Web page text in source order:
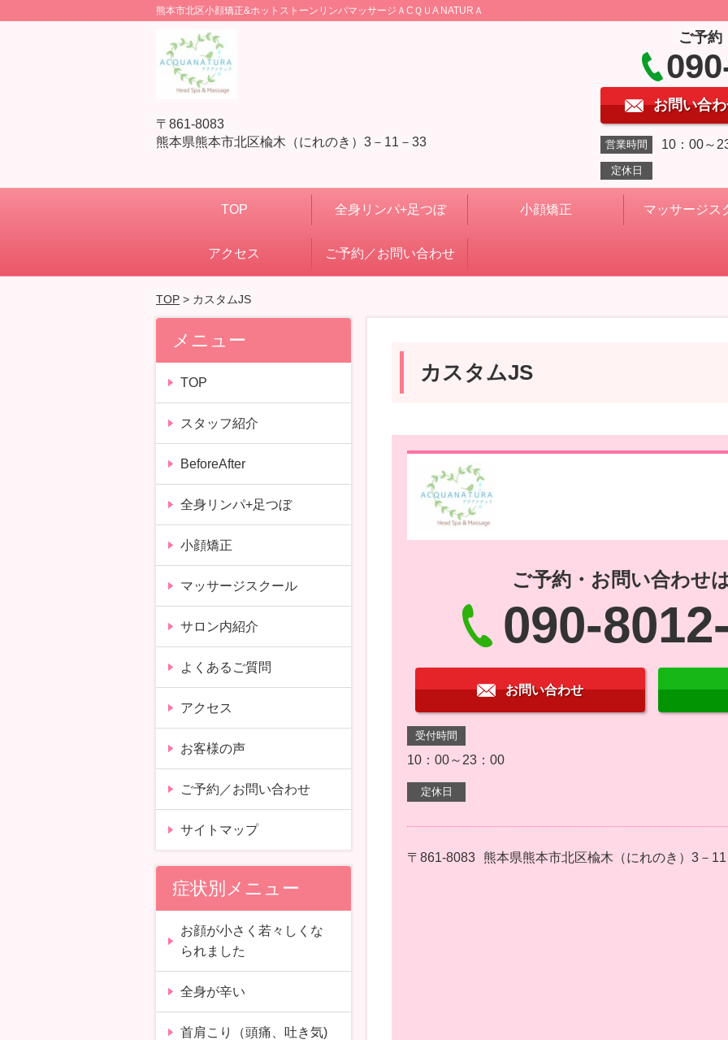
熊本市北区小顔矯正&ホットストーンリンパマッサージＡCＱＵA NATURＡ
〒861-8083
熊本県熊本市北区楡木（にれのき）3－11－33
ご予約
お問い合
営業時間 10：00～
定休日
TOP 全身リンパ+足つぼ 小顔矯正 マッサージス
アクセス ご予約／お問い合わせ
TOP > カスタムJS
カスタムJS
ご予約・お問い合わせ
090-
お問い合わせ
受付時間
10：00～23：00
定休日
〒861-8083 熊本県熊本市北区楡木（にれのき）3－
メニュー
TOP
スタッフ紹介
BeforeAfter
全身リンパ+足つぼ
小顔矯正
マッサージスクール
サロン内紹介
よくあるご質問
アクセス
お客様の声
ご予約／お問い合わせ
サイトマップ
症状別メニュー
お顔が小さく若々しくな
られました
全身が辛い
首肩こり（頭痛、吐き気)